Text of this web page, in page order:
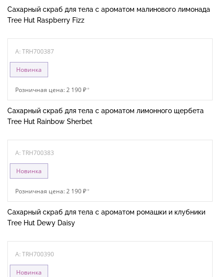
Сахарный скраб для тела с ароматом малинового лимонада
Tree Hut Raspberry Fizz
A: TRH700387
Новинка
Розничная цена: 2 190 ₽*
Сахарный скраб для тела с ароматом лимонного щербета
Tree Hut Rainbow Sherbet
A: TRH700383
Новинка
Розничная цена: 2 190 ₽*
Сахарный скраб для тела с ароматом ромашки и клубники
Tree Hut Dewy Daisy
A: TRH700390
Новинка